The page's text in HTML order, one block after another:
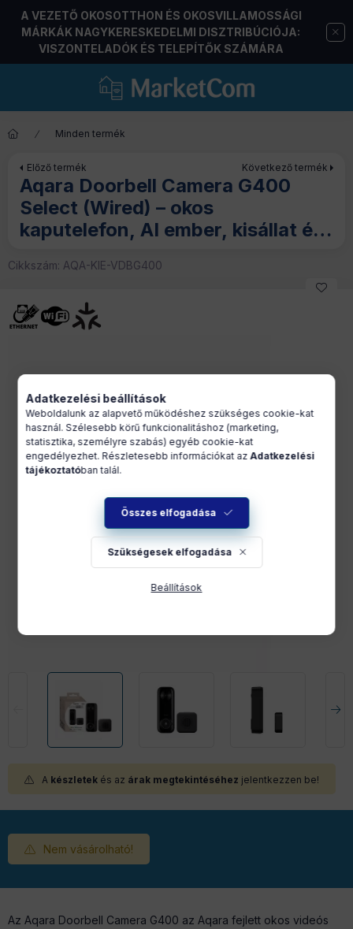
A VEZETŐ OKOSOTTHON ÉS OKOSVILLAMOSSÁGI
MÁRKÁK NAGYKERESKEDELMI DISZTRIBÚCIÓJA:
VISZONTELADÓK ÉS TELEPÍTŐK SZÁMÁRA
Minden termék
Előző termék Következő termék
Aqara Doorbell Camera G400
Select (Wired) – okos
kaputelefon, AI ember, kisállat és
fekete (DB-C03D)
Cikkszám: AQA-KIE-VDBG400
A készletek és az árak megtekintéséhez jelentkezzen be!
Nem vásárolható!
Az Aqara Doorbell Camera G400 az Aqara fejlett okos videós
Adatkezelési beállítások
Weboldalunk az alapvető működéshez szükséges cookie-kat
használ. Szélesebb körű funkcionalitáshoz (marketing,
statisztika, személyre szabás) egyéb cookie-kat
engedélyezhet. Részletesebb információkat azAdatkezelési
tájékoztatóban talál.
Összes elfogadása
Szükségesek elfogadása
Beállítások